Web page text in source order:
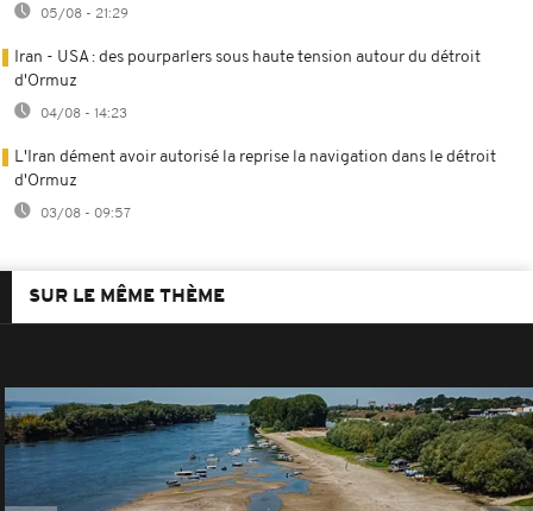
05/08 - 21:29
Iran - USA : des pourparlers sous haute tension autour du détroit
d'Ormuz
04/08 - 14:23
L'Iran dément avoir autorisé la reprise la navigation dans le détroit
d'Ormuz
03/08 - 09:57
SUR LE MÊME THÈME